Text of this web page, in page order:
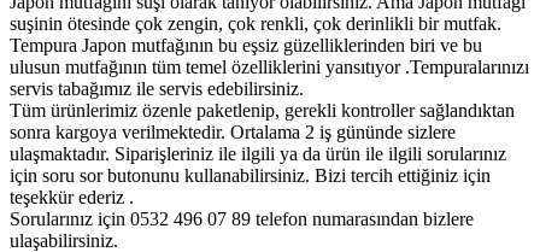
suşinin ötesinde çok zengin, çok renkli, çok derinlikli bir mutfak.
Tempura Japon mutfağının bu eşsiz güzelliklerinden biri ve bu
ulusun mutfağının tüm temel özelliklerini yansıtıyor .Tempuralarınızı
servis tabağımız ile servis edebilirsiniz.
Tüm ürünlerimiz özenle paketlenip, gerekli kontroller sağlandıktan
sonra kargoya verilmektedir. Ortalama 2 iş gününde sizlere
ulaşmaktadır. Siparişleriniz ile ilgili ya da ürün ile ilgili sorularınız
için soru sor butonunu kullanabilirsiniz. Bizi tercih ettiğiniz için
teşekkür ederiz .
Sorularınız için 0532 496 07 89 telefon numarasından bizlere
ulaşabilirsiniz.